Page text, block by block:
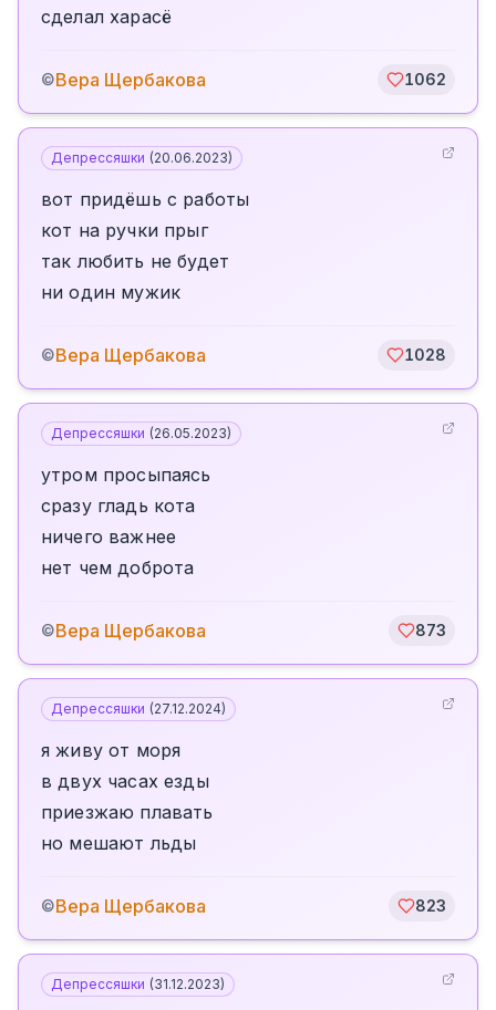
сделал харасё
©Вера Щербакова 1062
Депрессяшки (20.06.2023)
вот придёшь с работы
кот на ручки прыг
так любить не будет
ни один мужик
©Вера Щербакова 1028
Депрессяшки (26.05.2023)
утром просыпаясь
сразу гладь кота
ничего важнее
нет чем доброта
©Вера Щербакова 873
Депрессяшки (27.12.2024)
я живу от моря
в двух часах езды
приезжаю плавать
но мешают льды
©Вера Щербакова 823
Депрессяшки (31.12.2023)